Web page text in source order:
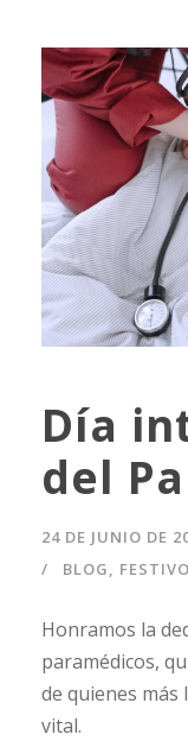
Día
del
24 DE JUNIO DE
BLOG, FESTIVO
Honramos la
paramédicos,
de quienes
vital.